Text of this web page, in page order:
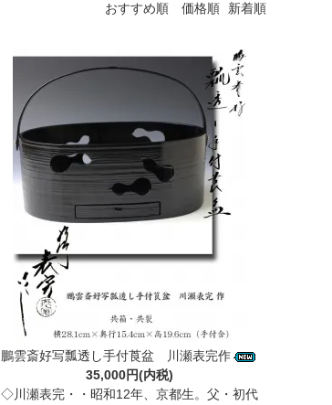
おすすめ順 価格順 新着順
鵬雲斎好写瓢透し手付莨盆 川瀬表完作
35,000円(内税)
◇川瀬表完・・昭和12年、京都生。父・初代